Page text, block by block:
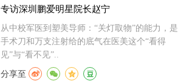
专访深圳鹏爱明星院长赵宁
从中校军医到塑美导师：“关灯取物”的能力，是
手术刀和万支注射给的底气在医美这个“看得
见”与“看不见”..
分享至